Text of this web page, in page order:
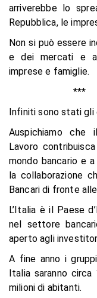
arriverebbe lo
Repubblica, le
Non si può essere
e dei mercati e
imprese e famiglie.
***
Infiniti sono stati gli
Auspichiamo che
Lavoro
mondo bancario e
la collaborazione
Bancari di fronte
L’Italia è il Paese
nel settore
aperto agli
A fine anno i
Italia saranno
milioni di abitanti.